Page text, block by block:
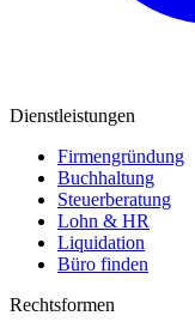
Dienstleistungen
Firmengründung
Buchhaltung
Steuerberatung
Lohn & HR
Liquidation
Büro finden
Rechtsformen